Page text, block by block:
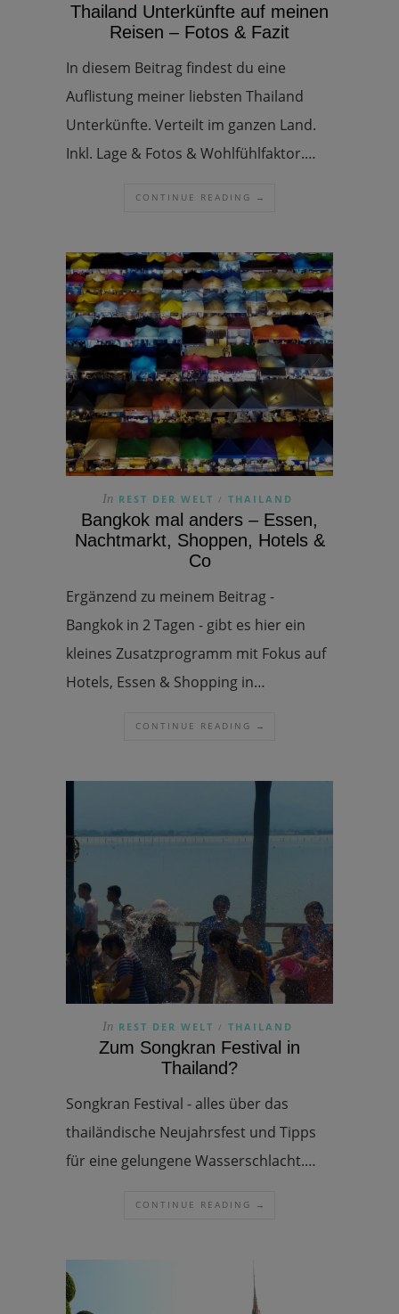
Thailand Unterkünfte auf meinen
Reisen – Fotos & Fazit
In diesem Beitrag findest du eine
Auflistung meiner liebsten Thailand
Unterkünfte. Verteilt im ganzen Land.
Inkl. Lage & Fotos & Wohlfühlfaktor.…
CONTINUE READING →
In REST DER WELT / THAILAND
Bangkok mal anders – Essen,
Nachtmarkt, Shoppen, Hotels &
Co
Ergänzend zu meinem Beitrag -
Bangkok in 2 Tagen - gibt es hier ein
kleines Zusatzprogramm mit Fokus auf
Hotels, Essen & Shopping in…
CONTINUE READING →
In REST DER WELT / THAILAND
Zum Songkran Festival in
Thailand?
Songkran Festival - alles über das
thailändische Neujahrsfest und Tipps
für eine gelungene Wasserschlacht.…
CONTINUE READING →